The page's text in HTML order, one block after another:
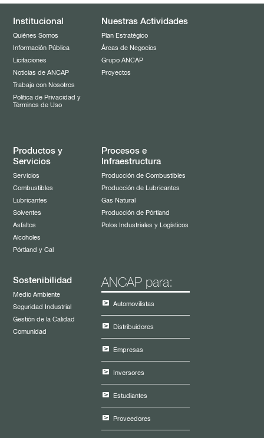
Institucional
Quiénes Somos
Información Pública
Licitaciones
Noticias de ANCAP
Trabaja con Nosotros
Política de Privacidad y
Términos de Uso
Nuestras Actividades
Plan Estratégico
Áreas de Negocios
Grupo ANCAP
Proyectos
Productos y
Servicios
Servicios
Combustibles
Lubricantes
Solventes
Asfaltos
Alcoholes
Pórtland y Cal
Procesos e
Infraestructura
Producción de Combustibles
Producción de Lubricantes
Gas Natural
Producción de Pórtland
Polos Industriales y Logísticos
Sostenibilidad
Medio Ambiente
Seguridad Industrial
Gestión de la Calidad
Comunidad
ANCAP para:
Automovilistas
Distribuidores
Empresas
Inversores
Estudiantes
Proveedores